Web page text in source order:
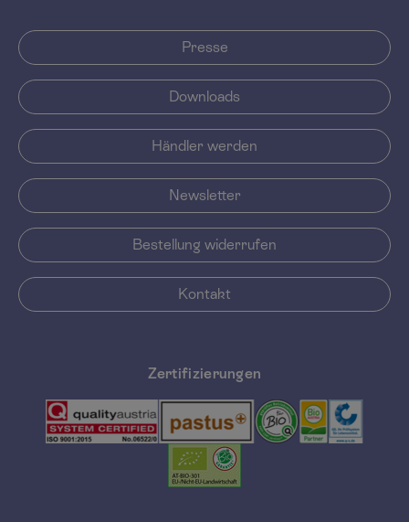
Presse
Downloads
Händler werden
Newsletter
Bestellung widerrufen
Kontakt
Zertifizierungen